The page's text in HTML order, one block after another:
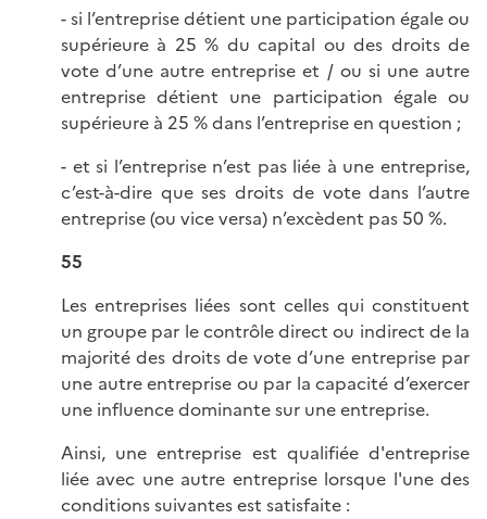
- si l’entreprise détient une participation égale ou
supérieure à 25 % du capital ou des droits de
vote d’une autre entreprise et / ou si une autre
entreprise détient une participation égale ou
supérieure à 25 % dans l’entreprise en question ;
- et si l’entreprise n’est pas liée à une entreprise,
c’est-à-dire que ses droits de vote dans l’autre
entreprise (ou vice versa) n’excèdent pas 50 %.
55
Les entreprises liées sont celles qui constituent
un groupe par le contrôle direct ou indirect de la
majorité des droits de vote d’une entreprise par
une autre entreprise ou par la capacité d’exercer
une influence dominante sur une entreprise.
Ainsi, une entreprise est qualifiée d'entreprise
liée avec une autre entreprise lorsque l'une des
conditions suivantes est satisfaite :